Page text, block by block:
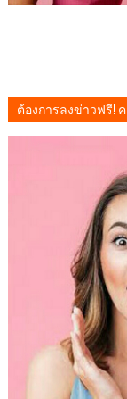
ต้องการลงข่าวฟรี!